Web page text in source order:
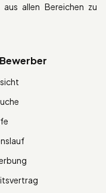
allen Bereichen zu